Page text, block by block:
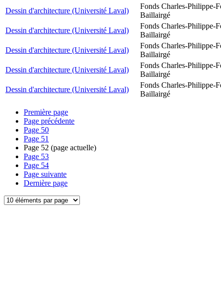
Dessin d'architecture (Université Laval)
Fonds Charles-Philippe-
Baillairgé
Dessin d'architecture (Université Laval)
Fonds Charles-Philippe-
Baillairgé
Dessin d'architecture (Université Laval)
Fonds Charles-Philippe-
Baillairgé
Dessin d'architecture (Université Laval)
Fonds Charles-Philippe-
Baillairgé
Dessin d'architecture (Université Laval)
Fonds Charles-Philippe-
Baillairgé
Première page
Page précédente
Page 50
Page 51
Page 52 (page actuelle)
Page 53
Page 54
Page suivante
Dernière page